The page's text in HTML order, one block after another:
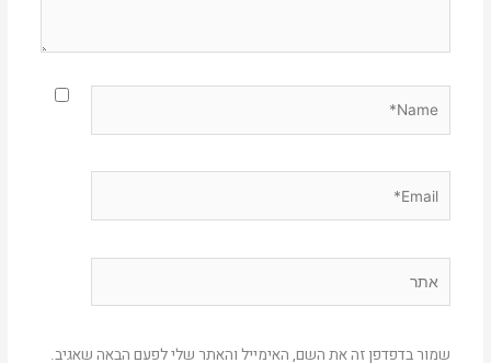
שמור בדפדפן זה את השם, האימייל והאתר שלי לפעם הבאה שאגיב.